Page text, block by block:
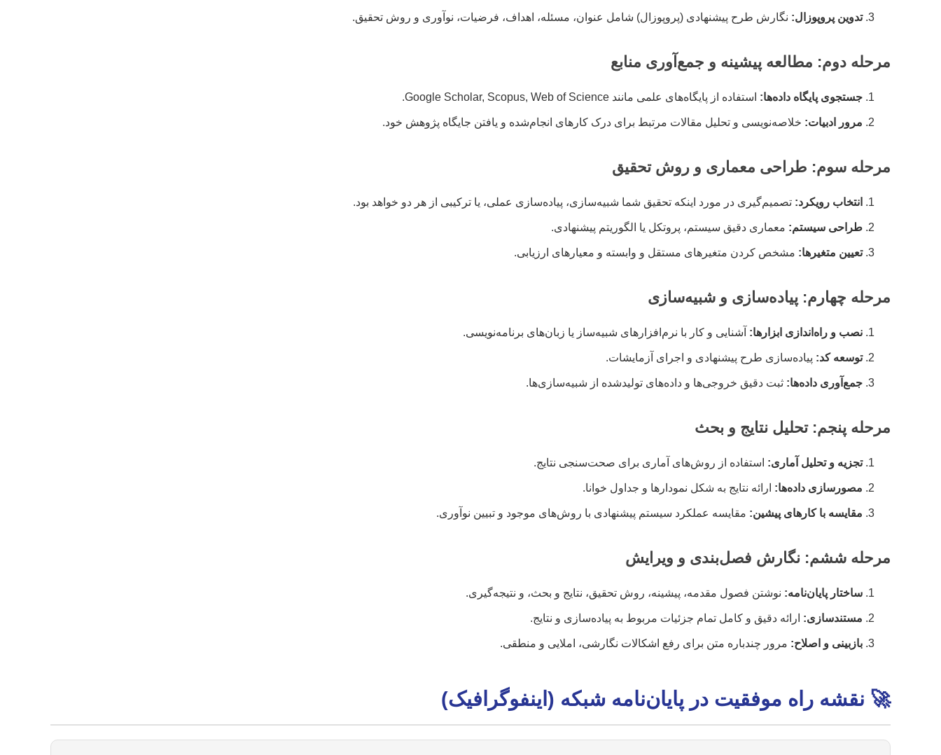
تدوین پروپوزال: نگارش طرح پیشنهادی (پروپوزال) شامل عنوان، مسئله، اهداف، فرضیات، نوآوری و روش تحقیق.
مرحله دوم: مطالعه پیشینه و جمع‌آوری منابع
جستجوی پایگاه داده‌ها: استفاده از پایگاه‌های علمی مانند Google Scholar, Scopus, Web of Science.
مرور ادبیات: خلاصه‌نویسی و تحلیل مقالات مرتبط برای درک کارهای انجام‌شده و یافتن جایگاه پژوهش خود.
مرحله سوم: طراحی معماری و روش تحقیق
انتخاب رویکرد: تصمیم‌گیری در مورد اینکه تحقیق شما شبیه‌سازی، پیاده‌سازی عملی، یا ترکیبی از هر دو خواهد بود.
طراحی سیستم: معماری دقیق سیستم، پروتکل یا الگوریتم پیشنهادی.
تعیین متغیرها: مشخص کردن متغیرهای مستقل و وابسته و معیارهای ارزیابی.
مرحله چهارم: پیاده‌سازی و شبیه‌سازی
نصب و راه‌اندازی ابزارها: آشنایی و کار با نرم‌افزارهای شبیه‌ساز یا زبان‌های برنامه‌نویسی.
توسعه کد: پیاده‌سازی طرح پیشنهادی و اجرای آزمایشات.
جمع‌آوری داده‌ها: ثبت دقیق خروجی‌ها و داده‌های تولیدشده از شبیه‌سازی‌ها.
مرحله پنجم: تحلیل نتایج و بحث
تجزیه و تحلیل آماری: استفاده از روش‌های آماری برای صحت‌سنجی نتایج.
مصورسازی داده‌ها: ارائه نتایج به شکل نمودارها و جداول خوانا.
مقایسه با کارهای پیشین: مقایسه عملکرد سیستم پیشنهادی با روش‌های موجود و تبیین نوآوری.
مرحله ششم: نگارش فصل‌بندی و ویرایش
ساختار پایان‌نامه: نوشتن فصول مقدمه، پیشینه، روش تحقیق، نتایج و بحث، و نتیجه‌گیری.
مستندسازی: ارائه دقیق و کامل تمام جزئیات مربوط به پیاده‌سازی و نتایج.
بازبینی و اصلاح: مرور چندباره متن برای رفع اشکالات نگارشی، املایی و منطقی.
🚀 نقشه راه موفقیت در پایان‌نامه شبکه (اینفوگرافیک)